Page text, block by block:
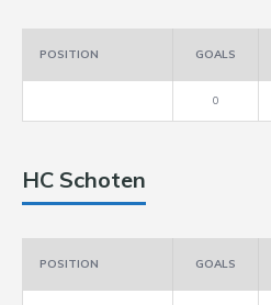
POSITION GOALS
0
HC Schoten
POSITION GOALS